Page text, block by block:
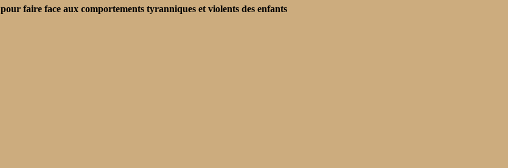
pour faire face aux comportements tyranniques et violents des enfants